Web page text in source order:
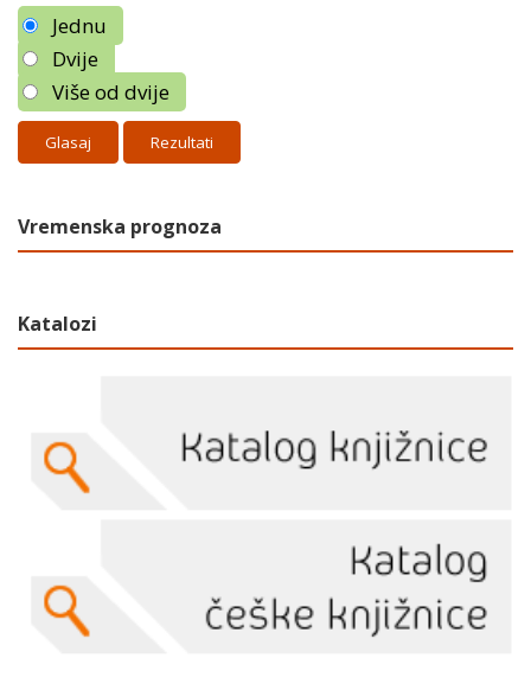
Jednu
Dvije
Više od dvije
Rezultati
Vremenska prognoza
Katalozi